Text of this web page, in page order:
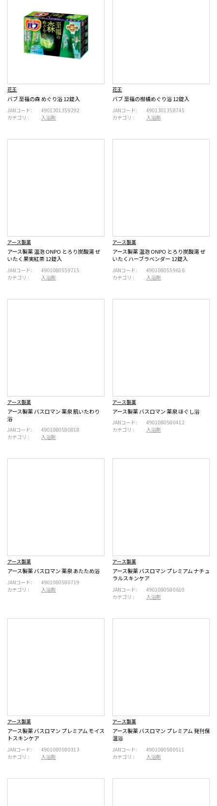
花王
バブ 至福の森 めぐり浴 12錠入
JANコード:
4901301359292
カテゴリ :
入浴剤
花王
バブ 至福の柑橘めぐり浴 12錠入
JANコード:
4901301358745
カテゴリ :
入浴剤
アース製薬
アース製薬 温泡 ONPO とろり炭酸湯 ぜ
いたく果実紅茶 12錠入
JANコード:
4901080559715
カテゴリ :
入浴剤
アース製薬
アース製薬 温泡 ONPO とろり炭酸湯 ぜ
いたくハーブラベンダー 12錠入
JANコード:
4901080559616
カテゴリ :
入浴剤
アース製薬
アース製薬 バスロマン 薬泉 肌いたわり
浴
JANコード:
4901080580818
カテゴリ :
入浴剤
アース製薬
アース製薬 バスロマン 薬泉 ほぐし浴
JANコード:
4901080580412
カテゴリ :
入浴剤
アース製薬
アース製薬 バスロマン 薬泉 あたため浴
JANコード:
4901080580719
カテゴリ :
入浴剤
アース製薬
アース製薬 バスロマン プレミアム ナチュ
ラルスキンケア
JANコード:
4901080580610
カテゴリ :
入浴剤
アース製薬
アース製薬 バスロマン プレミアム モイス
トスキンケア
JANコード:
4901080580313
カテゴリ :
入浴剤
アース製薬
アース製薬 バスロマン プレミアム 発刊保
温浴
JANコード:
4901080580511
カテゴリ :
入浴剤